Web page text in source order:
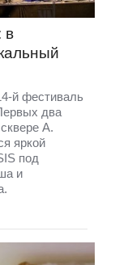
в
й фестиваль
два
А.
яркой
под
и